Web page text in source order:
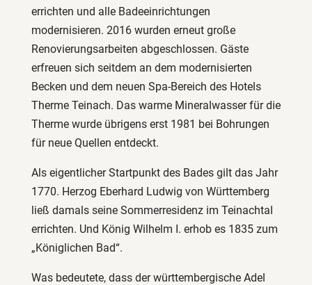
errichten und alle Badeeinrichtungen
modernisieren. 2016 wurden erneut große
Renovierungsarbeiten abgeschlossen. Gäste
erfreuen sich seitdem an dem modernisierten
Becken und dem neuen Spa-Bereich des Hotels
Therme Teinach. Das warme Mineralwasser für die
Therme wurde übrigens erst 1981 bei Bohrungen
für neue Quellen entdeckt.
Als eigentlicher Startpunkt des Bades gilt das Jahr
1770. Herzog Eberhard Ludwig von Württemberg
ließ damals seine Sommerresidenz im Teinachtal
errichten. Und König Wilhelm I. erhob es 1835 zum
„Königlichen Bad“.
Was bedeutete, dass der württembergische Adel